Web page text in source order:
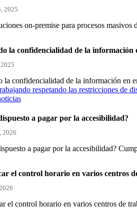
2025
on-premise para procesos
la confidencialidad de la información
la confidencialidad de la información en
a pagar por la accesibilidad?
2026
a pagar por la accesibilidad?
el control horario en varios centros
el control horario en varios centros de